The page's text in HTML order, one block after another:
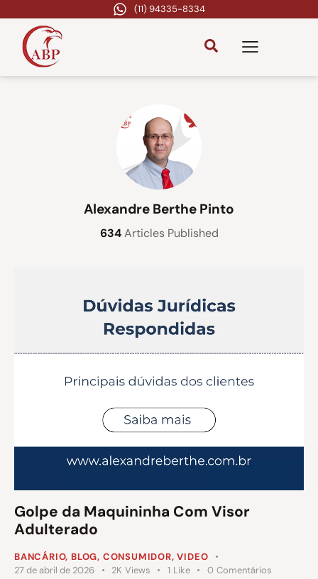
(11) 94335-8334
Alexandre Berthe Pinto
634Articles Published
Golpe da Maquininha Com Visor
Adulterado
BANCÁRIO, BLOG, CONSUMIDOR,VIDEO
27 de abril de 2026
2K Views 1 Like 0 Comentários